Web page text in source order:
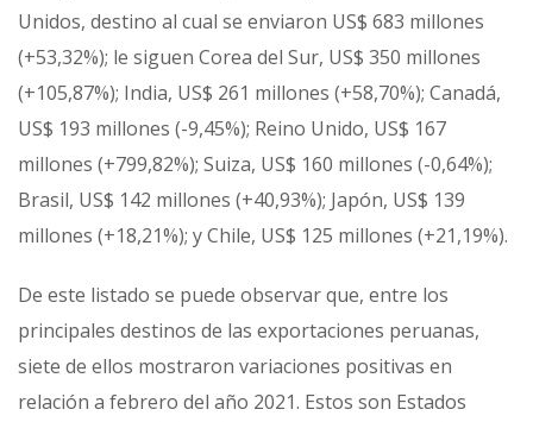
Unidos, destino al cual se enviaron US$ 683 millones
(+53,32%); le siguen Corea del Sur, US$ 350 millones
(+105,87%); India, US$ 261 millones (+58,70%); Canadá,
US$ 193 millones (-9,45%); Reino Unido, US$ 167
millones (+799,82%); Suiza, US$ 160 millones (-0,64%);
Brasil, US$ 142 millones (+40,93%); Japón, US$ 139
millones (+18,21%); y Chile, US$ 125 millones (+21,19%).
De este listado se puede observar que, entre los
principales destinos de las exportaciones peruanas,
siete de ellos mostraron variaciones positivas en
relación a febrero del año 2021. Estos son Estados